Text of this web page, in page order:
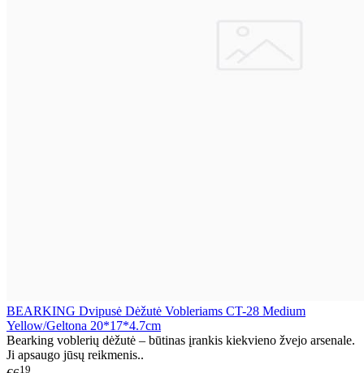
BEARKING Dvipusė Dėžutė Vobleriams CT-28 Medium
Yellow/Geltona 20*17*4.7cm
Bearking voblerių dėžutė – būtinas įrankis kiekvieno žvejo arsenale.
Ji apsaugo jūsų reikmenis..
19